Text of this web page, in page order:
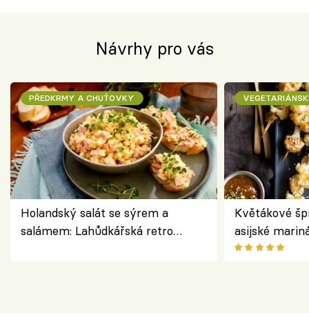
Návrhy pro vás
PŘEDKRMY A CHUŤOVKY
Holandský salát se sýrem a
salámem: Lahůdkářská retro
Květákové
asijské
chuťovka z